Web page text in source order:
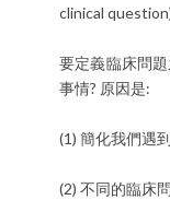
clinical
要定義臨床問
事情? 原因是:
(1) 簡化我們遇
(2) 不同的臨床